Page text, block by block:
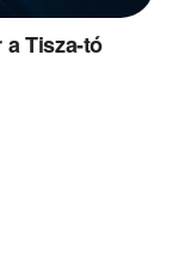
Tisza-tó